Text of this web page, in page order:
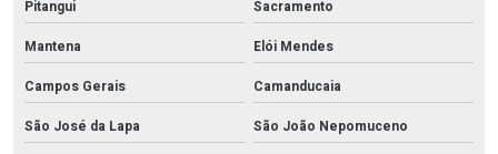
Pitangui
Sacramento
Mantena
Elói Mendes
Campos Gerais
Camanducaia
São José da Lapa
São João Nepomuceno